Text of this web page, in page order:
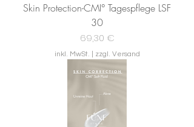
Skin Protection-CMI° Tagespflege LSF
30
Preis
69,30 €
inkl. MwSt. zzgl. Versand